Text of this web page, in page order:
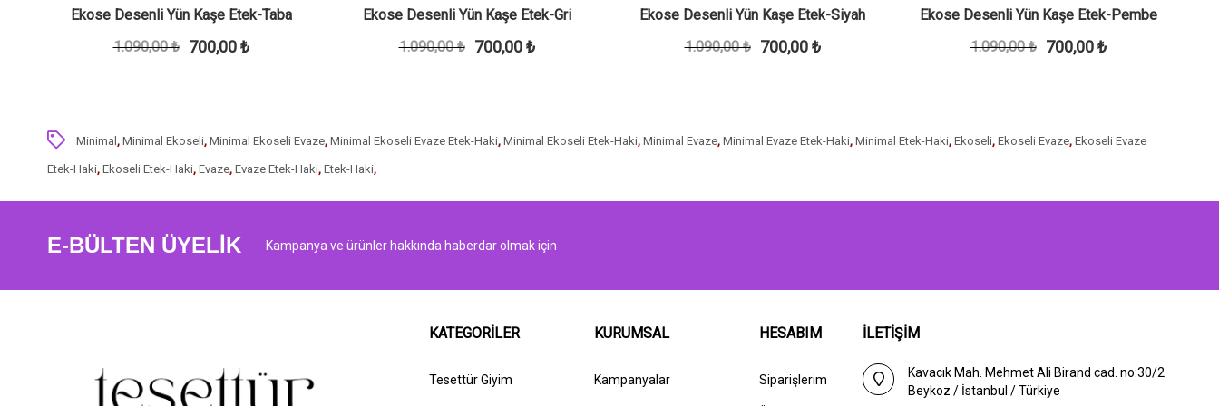
Ekose Desenli Yün Kaşe Etek-Taba
700,00 ₺
1.090,00 ₺
Ekose Desenli Yün Kaşe Etek-Gri
700,00 ₺
1.090,00 ₺
Ekose Desenli Yün Kaşe Etek-Siyah
700,00 ₺
1.090,00 ₺
Ekose Desenli Yün Kaşe Etek-Pembe
700,00 ₺
1.090,00 ₺
Minimal, Minimal Ekoseli, Minimal Ekoseli Evaze, Minimal Ekoseli Evaze Etek-Haki, Minimal Ekoseli Etek-Haki, Minimal Evaze, Minimal Evaze Etek-Haki, Minimal Etek-Haki, Ekoseli, Ekoseli Evaze, Ekoseli Evaze
Etek-Haki, Ekoseli Etek-Haki, Evaze, Evaze Etek-Haki, Etek-Haki,
E-BÜLTEN ÜYELİK Kampanya ve ürünler hakkında haberdar olmak için
KATEGORİLER
Tesettür Giyim
KURUMSAL
Kampanyalar
HESABIM
Siparişlerim
İLETİŞİM
Kavacık Mah. Mehmet Ali Birand cad. no:30/2
Beykoz / İstanbul / Türkiye